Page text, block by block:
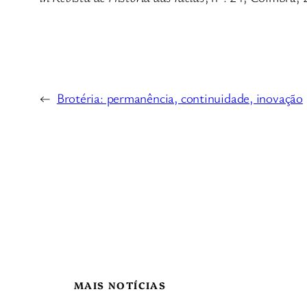
← Brotéria: permanência, continuidade, inovação
MAIS NOTÍCIAS